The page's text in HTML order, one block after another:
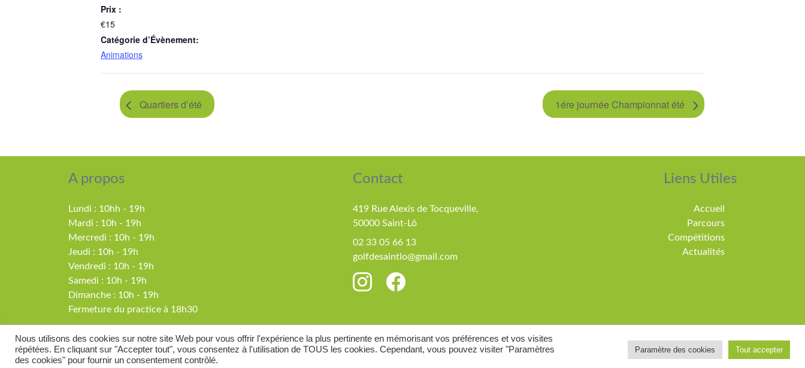
Prix :
€15
Catégorie d’Évènement:
Animations
Quartiers d’été 1ére journée Championnat été
A propos
Lundi : 10hh - 19h
Mardi : 10h - 19h
Mercredi : 10h - 19h
Jeudi : 10h - 19h
Vendredi : 10h - 19h
Samedi : 10h - 19h
Dimanche : 10h - 19h
Fermeture du practice à 18h30
Contact
419 Rue Alexis de Tocqueville,
50000 Saint-Lô
02 33 05 66 13
golfdesaintlo@gmail.com
Liens Utiles
Accueil
Parcours
Compétitions
Actualités
© 2026 Golf de Saint Lô | Mentions légales | Réalisé par Elisa Dadure
Nous utilisons des cookies sur notre site Web pour vous offrir l'expérience la plus pertinente en mémorisant vos préférences et vos visites
répétées. En cliquant sur "Accepter tout", vous consentez à l'utilisation de TOUS les cookies. Cependant, vous pouvez visiter "Paramètres
des cookies" pour fournir un consentement contrôlé.
Paramètre des cookies Tout accepter